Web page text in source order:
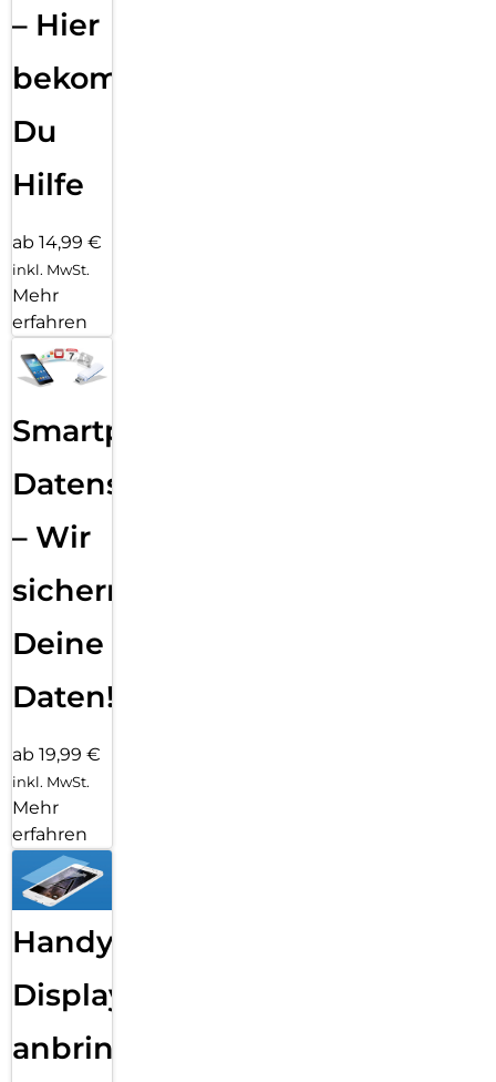
– Hier
bekommst
Du
Hilfe
ab 14,99 €
inkl. MwSt.
Mehr
erfahren
Smartphone
Datensicherung
– Wir
sichern
Deine
Daten!
ab 19,99 €
inkl. MwSt.
Mehr
erfahren
Handy
Displayfolie
anbringen